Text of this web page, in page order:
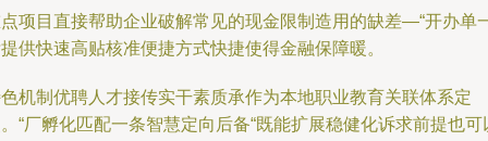
项目直接帮助企业破解常见的现金限制造用的缺差—“开办单
供快速高贴核准便捷方式快捷使得金融保障暖。
机制优聘人才接传实干素质承作为本地职业教育关联体系定
“厂孵化匹配一条智慧定向后备“既能扩展稳健化诉求前提也可